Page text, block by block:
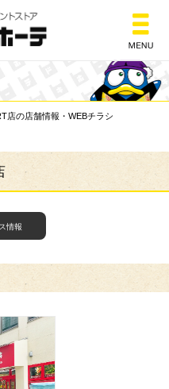
総合ディスカウント
店の店舗情報・WEBチラシ
情報